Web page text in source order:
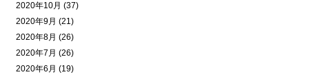
2020年10月 (37)
2020年9月 (21)
2020年8月 (26)
2020年7月 (26)
2020年6月 (19)